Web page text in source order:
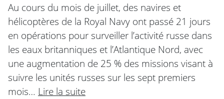
Au cours du mois de juillet, des navires et
hélicoptères de la Royal Navy ont passé 21 jours
en opérations pour surveiller l’activité russe dans
les eaux britanniques et l’Atlantique Nord, avec
une augmentation de 25 % des missions visant à
suivre les unités russes sur les sept premiers
mois… Lire la suite